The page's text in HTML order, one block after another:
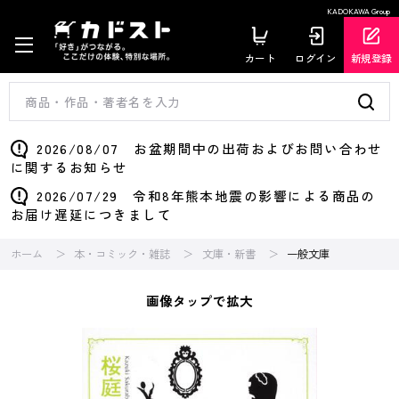
KADOKAWA Group
カート ログイン 新規登録
2026/08/07 お盆期間中の出荷およびお問い合わせ
に関するお知らせ
2026/07/29 令和8年熊本地震の影響による商品の
お届け遅延につきまして
ホーム 本・コミック・雑誌 文庫・新書 一般文庫
画像タップで拡大